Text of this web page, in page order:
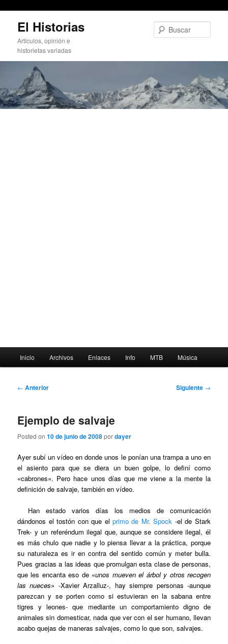
contenido
principal
El Historias
Artículos, opinión e
historietas variadas
principal
Inicio Archivos Enlaces Info MTB Música
Navegación
← Anterior Siguiente →
Ejemplo de salvaje
Posted on10 de junio de 2008pordayer
Ayer subí un vídeo en donde unos le ponían una trampa a uno en
el asiento para que se diera un buen golpe, lo definí como
«cabrones». Pero hace unos días que me viene a la mente la
definición de salvaje, también en vídeo.
Han estado varios días los medios de comunicación
dándonos el tostón con que el primo de Mr. Spock -el de Stark
Trek- y un referéndum ilegal que, aunque se considere ilegal, él
es más chulo que nadie y lo piensa llevar a la práctica, porque
su naturaleza es ir en contra del sentido común y meter bulla.
Pues gracias a las ideas que promulgan esta clase de personas,
que les encanta eso de «unos mueven el árbol y otros recogen
las nueces» -Xavier Arzalluz-, hay siempre personas -aunque
parezcan y se porten como si estuvieran en la sabana entre
tigres y leones- que mediante un comportamiento digno de
animales sin domesticar, nada que ver con el ser humano, llevan
acabo quejas de maneras salvajes, como lo que son, salvajes.